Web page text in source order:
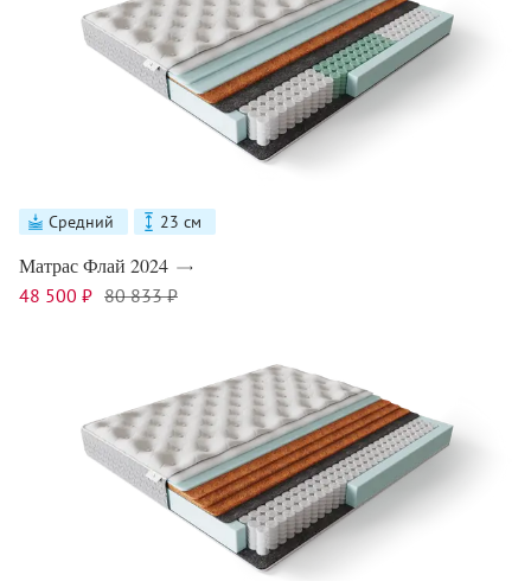
Средний 23 см
Матрас Флай 2024
48 500 ₽ 80 833 ₽